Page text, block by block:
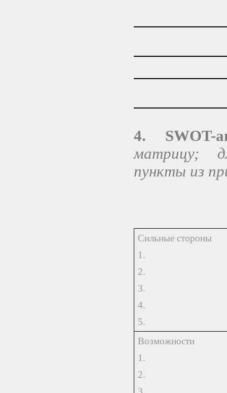
4. SWOT-
матрицу;
пункты из
Сильные стороны
1.
2.
3.
4.
5.
Возможности
1.
2.